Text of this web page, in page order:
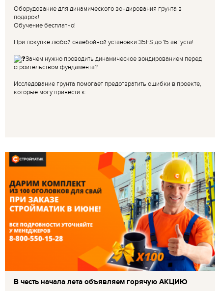
Оборудование для динамического зондирования грунта в
подарок!
Обучение бесплатно!
При покупке любой сваебойной установки 35FS до 15 августа!
Зачем нужно проводить динамическое зондированием перед
строительством фундамента?
Исследование грунта помогает предотвратить ошибки в проекте,
которые могу привести к:
В честь начала лета объявляем горячую АКЦИЮ